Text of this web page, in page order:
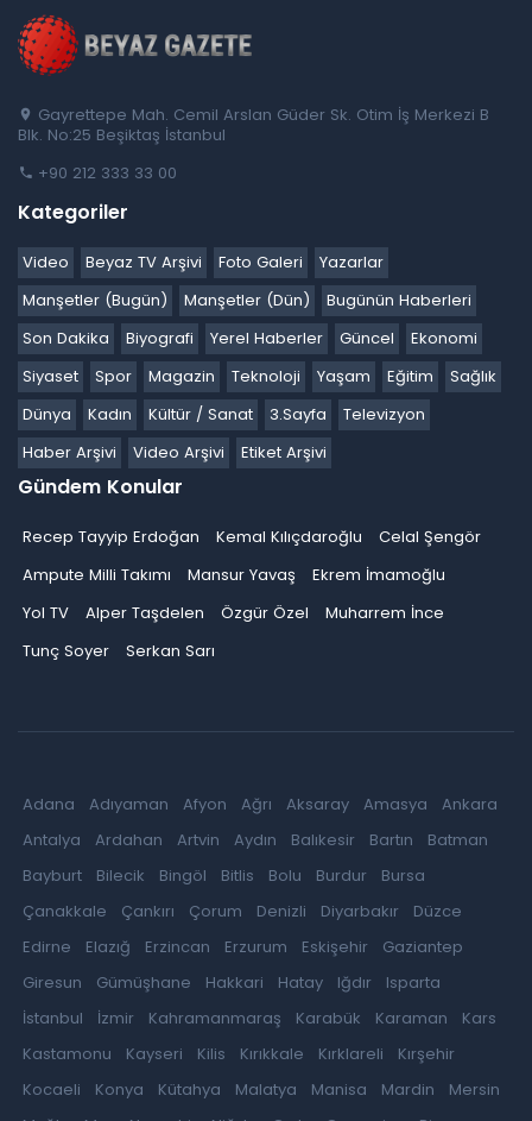
Gayrettepe Mah. Cemil Arslan Güder Sk. Otim İş Merkezi B
Blk. No:25 Beşiktaş İstanbul
+90 212 333 33 00
Kategoriler
Video Beyaz TV Arşivi Foto Galeri
Yazarlar
Manşetler (Bugün)
Manşetler (Dün)
Bugünün Haberleri
Son Dakika
Biyografi Yerel Haberler Güncel
Ekonomi
Siyaset
Spor Magazin Teknoloji Yaşam Eğitim
Sağlık
Dünya
Kadın Kültür / Sanat 3.Sayfa
Televizyon
Haber Arşivi
Video Arşivi Etiket Arşivi
Gündem Konular
Recep Tayyip Erdoğan Kemal Kılıçdaroğlu
Celal Şengör
Ampute Milli Takımı
Mansur Yavaş
Ekrem İmamoğlu
Yol TV
Alper Taşdelen Özgür Özel
Muharrem İnce
Tunç Soyer
Serkan Sarı
Adana Adıyaman Afyon Ağrı Aksaray Amasya
Ankara
Antalya
Ardahan Artvin Aydın Balıkesir Bartın
Batman
Bayburt
Bilecik Bingöl Bitlis Bolu Burdur
Bursa
Çanakkale
Çankırı Çorum Denizli Diyarbakır
Düzce
Edirne
Elazığ Erzincan Erzurum Eskişehir
Gaziantep
Giresun
Gümüşhane Hakkari Hatay Iğdır
Isparta
İstanbul
İzmir Kahramanmaraş Karabük Karaman
Kars
Kastamonu
Kayseri Kilis Kırıkkale Kırklareli
Kırşehir
Kocaeli
Konya Kütahya Malatya Manisa Mardin
Mersin